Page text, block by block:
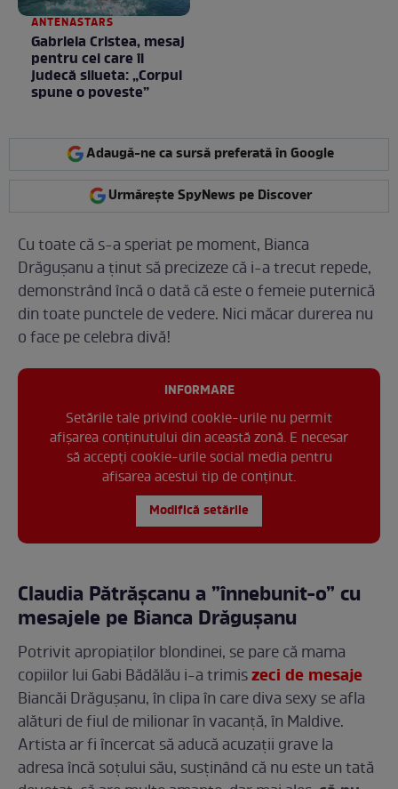
ANTENASTARS
Gabriela Cristea, mesaj
pentru cei care îi
judecă silueta: „Corpul
spune o poveste”
Adaugă-ne ca sursă preferată în Google
Urmărește SpyNews pe Discover
Cu toate că s-a speriat pe moment, Bianca
Drăgușanu a ținut să precizeze că i-a trecut repede,
demonstrând încă o dată că este o femeie puternică
din toate punctele de vedere. Nici măcar durerea nu
o face pe celebra divă!
INFORMARE
Setările tale privind cookie-urile nu permit
afișarea conținutului din această zonă. E necesar
să accepți cookie-urile social media pentru
afisarea acestui tip de conținut.
Modifică setările
Claudia Pătrășcanu a ”înnebunit-o” cu
mesajele pe Bianca Drăgușanu
Potrivit apropiaților blondinei, se pare că mama
copiilor lui Gabi Bădălău i-a trimiszeci de mesaje
Biancăi Drăgușanu, în clipa în care diva sexy se afla
alături de fiul de milionar în vacanță, în Maldive.
Artista ar fi încercat să aducă acuzații grave la
adresa încă soțului său, susținând că nu este un tată